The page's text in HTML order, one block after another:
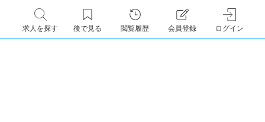
求人を探す 後で見る 閲覧履歴 会員登録 ログイン